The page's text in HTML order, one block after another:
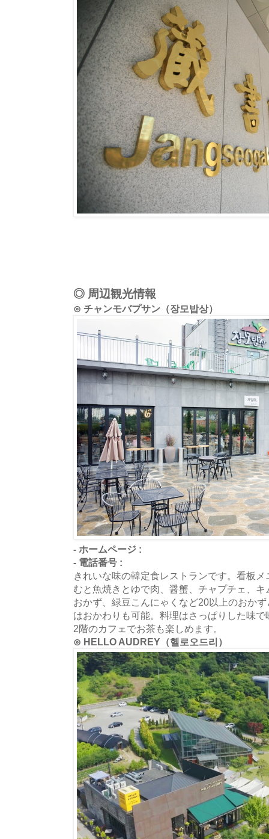
◎ 周辺観光情報
⊙ チャンモバプサン（장모밥상）
- ホームページ :
- 電話番号 :
きれいな味の韓定食レストランです。看板
むと魚焼きとゆで肉、醤蟹、チャプチェ、
おかず、緑豆こんにゃくなど20以上のおか
はおかわりも可能。料理はさっぱりした味
2階のカフェでお茶も楽しめます。
⊙ HELLO AUDREY（헬로오드리）